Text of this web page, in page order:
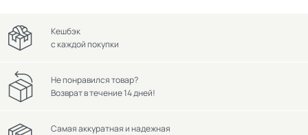
Кешбэк
с каждой покупки
Не понравился товар?
Возврат в течение 14 дней!
Самая аккуратная и надежная